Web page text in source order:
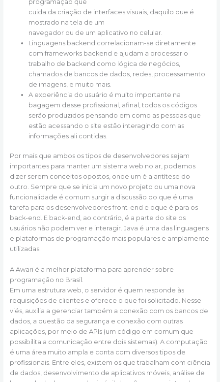
programação que
cuida da criação de interfaces visuais, daquilo que é
mostrado na tela de um
navegador ou de um aplicativo no celular.
Linguagens backend correlacionam-se diretamente
com frameworks backend e ajudam a processar o
trabalho de backend como lógica de negócios,
chamados de bancos de dados, redes, processamento
de imagens, e muito mais.
A experiência do usuário é muito importante na
bagagem desse profissional, afinal, todos os códigos
serão produzidos pensando em como as pessoas que
estão acessando o site estão interagindo com as
informações ali contidas.
Por mais que ambos os tipos de desenvolvedores sejam
importantes para manter um sistema web no ar, podemos
dizer serem conceitos opostos, onde um é a antítese do
outro. Sempre que se inicia um novo projeto ou uma nova
funcionalidade é comum surgir a discussão do que é uma
tarefa para os desenvolvedores front-end e oque é para os
back-end. E back-end, ao contrário, é a parte do site os
usuários não podem ver e interagir. Java é uma das linguagens
e plataformas de programação mais populares e amplamente
utilizadas.
A Awari é a melhor plataforma para aprender sobre
programação no Brasil.
Em uma estrutura web, o servidor é quem responde às
requisições de clientes e oferece o que foi solicitado. Nesse
viés, auxilia a gerenciar também a conexão com os bancos de
dados, a questão da segurança e conexão com outras
aplicações, por meio de APIs (um código em comum que
possibilita a comunicação entre dois sistemas). A computação
é uma área muito ampla e conta com diversos tipos de
profissionais. Entre eles, existem os que trabalham com ciência
de dados, desenvolvimento de aplicativos móveis, análise de